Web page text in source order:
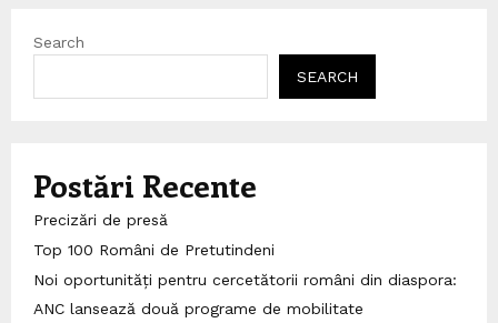
Search
SEARCH
Postări Recente
Precizări de presă
Top 100 Români de Pretutindeni
Noi oportunități pentru cercetătorii români din diaspora:
ANC lansează două programe de mobilitate